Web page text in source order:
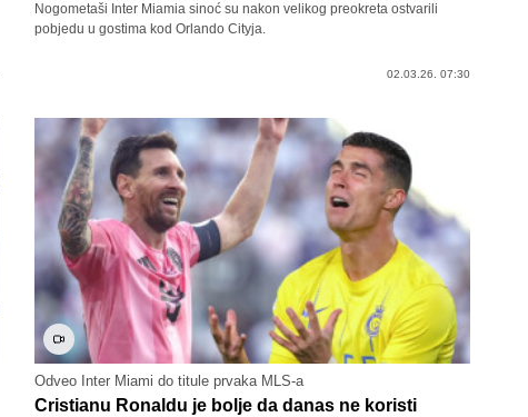
Nogometaši Inter Miamia sinoć su nakon velikog preokreta ostvarili
pobjedu u gostima kod Orlando Cityja.
02.03.26. 07:30
Odveo Inter Miami do titule prvaka MLS-a
Cristianu Ronaldu je bolje da danas ne koristi